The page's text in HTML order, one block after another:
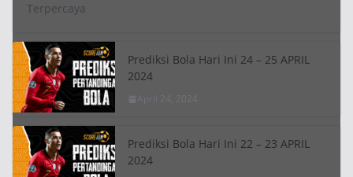
Terpercaya
Prediksi Bola Hari Ini 24 – 25 APRIL
2024
April 24, 2024
Prediksi Bola Hari Ini 22 – 23 APRIL
2024